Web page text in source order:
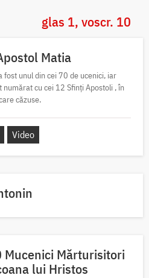
glas 1, voscr. 10
Matia
fost unul din cei 70 de ucenici, iar
numărat cu cei 12 Sfinți Apostoli , în
căzuse.
Video
Mucenici Mărturisitori
lui Hristos